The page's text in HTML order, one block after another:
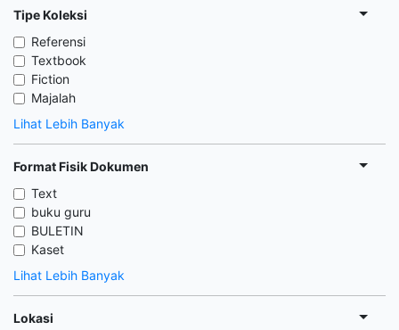
Tipe Koleksi
Referensi
Textbook
Fiction
Majalah
Lihat Lebih Banyak
Format Fisik Dokumen
Text
buku guru
BULETIN
Kaset
Lihat Lebih Banyak
Lokasi